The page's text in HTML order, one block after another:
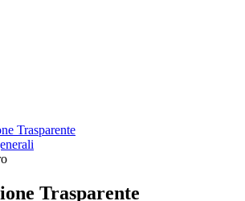
Trasparente
Trasparente